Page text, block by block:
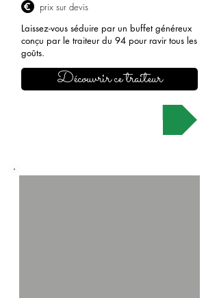
prix sur devis
Laissez-vous séduire par un buffet généreux
conçu par le traiteur du 94 pour ravir tous les
goûts.
Découvrir ce traiteur